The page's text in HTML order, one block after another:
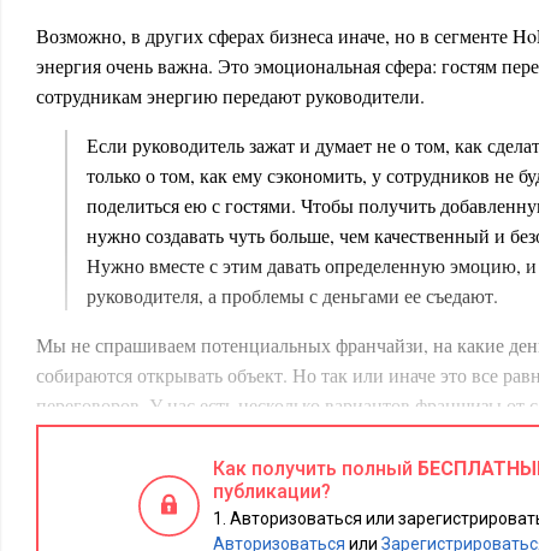
Возможно, в других сферах бизнеса иначе, но в сегменте
энергия очень важна. Это эмоциональная сфера: гостям
сотрудникам энергию передают руководители.
Если руководитель зажат и думает не о том, как
только о том, как ему сэкономить, у сотрудников не
поделиться ею с гостями. Чтобы получить
нужно создавать чуть больше, чем качественный и
Нужно вместе с этим давать определенную эмоцию, и
руководителя, а проблемы с деньгами ее съедают.
Мы не спрашиваем потенциальных франчайзи, на какие
собираются открывать объект. Но так или иначе это все
переговоров. У нас есть несколько вариантов франшизы от
руб.) до бюджетного формата (2 млн руб.). Когда приходит
интересуется стоимостью и оценивает, достаточно ли у
какой именно суммой располагает.
Как получить полный
публикации?
Авторизоваться или
Авторизоваться или